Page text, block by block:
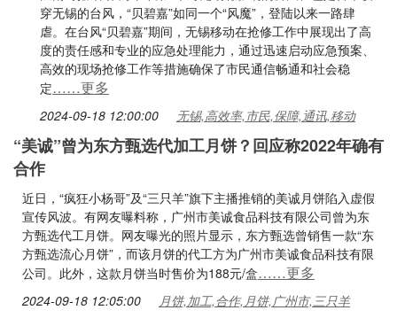
穿无锡的台风，“贝碧嘉”如同一个“风魔”，登陆以来一路肆
虐。在台风“贝碧嘉”期间，无锡移动在抢修工作中展现出了高
度的责任感和专业的应急处理能力，通过迅速启动应急预案、
高效的现场抢修工作等措施确保了市民通信畅通和社会稳
定……更多
2024-09-18 12:00:00 无锡,高效率,市民,保障,通讯,移动
“美诚”曾为东方甄选代加工月饼？回应称2022年确有
合作
近日，“疯狂小杨哥”及“三只羊”旗下主播推销的美诚月饼陷入虚假
宣传风波。有网友曝料称，广州市美诚食品科技有限公司曾为东
方甄选代工月饼。网友曝光的照片显示，东方甄选曾销售一款“东
方甄选流心月饼”，而该月饼的代工方为广州市美诚食品科技有限
公司。此外，这款月饼当时售价为188元/盒……更多
2024-09-18 12:05:00 月饼,加工,合作,月饼,广州市,三只羊